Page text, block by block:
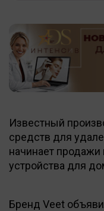
Известный
средств для
начинает продажи
устройства для
Бренд Veet